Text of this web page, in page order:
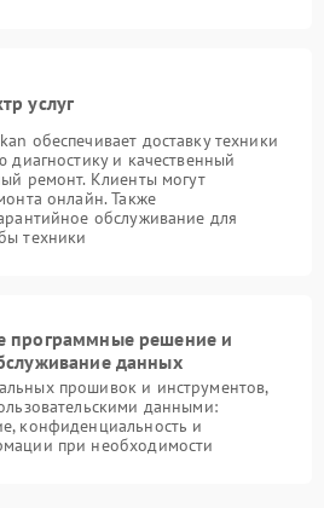
услуг
обеспечивает доставку техники
диагностику и качественный
ремонт. Клиенты могут
онлайн. Также
обслуживание для
техники
программные решение и
данных
прошивок и инструментов,
данными:
конфиденциальность и
при необходимости